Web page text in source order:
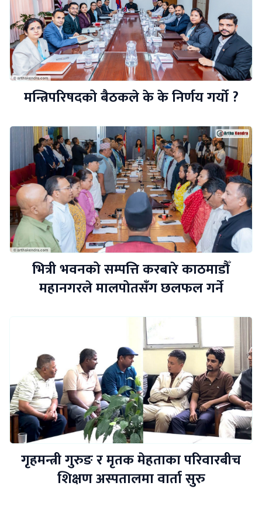
मन्त्रिपरिषदको बैठकले के के निर्णय गर्यो ?
भित्री भवनको सम्पत्ति करबारे काठमाडौँ
महानगरले मालपोतसँग छलफल गर्ने
गृहमन्त्री गुरुङ र मृतक मेहताका परिवारबीच
शिक्षण अस्पतालमा वार्ता सुरु